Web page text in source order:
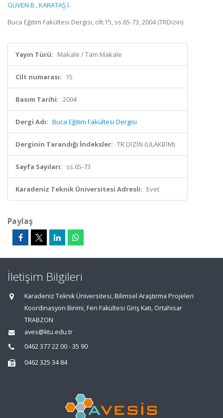
GÜVEN B.,KARATAŞ İ.
Buca Eğitim Fakültesi Dergisi, cilt.15, ss.65-73, 2004 (TRDizin)
Yayın Türü: Makale / Tam Makale
Cilt numarası: 15
Basım Tarihi: 2004
Dergi Adı: Buca Eğitim Fakültesi Dergisi
Derginin Tarandığı İndeksler: TR DİZİN (ULAKBİM)
Sayfa Sayıları: ss.65-73
Karadeniz Teknik Üniversitesi Adresli: Evet
Paylaş
İletişim Bilgileri
Karadeniz Teknik Üniversitesi, Bilimsel Araştırma Projeleri
Koordinasyon Birimi, Fen Fakültesi Giriş Katı, Ortahisar
TRABZON
aves@ktu.edu.tr
0462 377 22 00 - 35 90
0462 325 34 84